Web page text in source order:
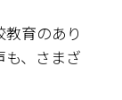
育のあり
、さまざ